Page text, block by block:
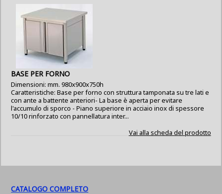
BASE PER FORNO
Dimensioni: mm. 980x900x750h
Caratteristiche: Base per forno con struttura tamponata su tre lati e
con ante a battente anteriori- La base è aperta per evitare
l'accumulo di sporco - Piano superiore in acciaio inox di spessore
10/10 rinforzato con pannellatura inter...
Vai alla scheda del prodotto
CATALOGO COMPLETO